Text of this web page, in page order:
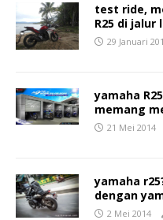
test ride,
R25 di jalur
29 Januari
yamaha
memang
21 Mei 2014
yamaha
dengan
2 Mei 2014